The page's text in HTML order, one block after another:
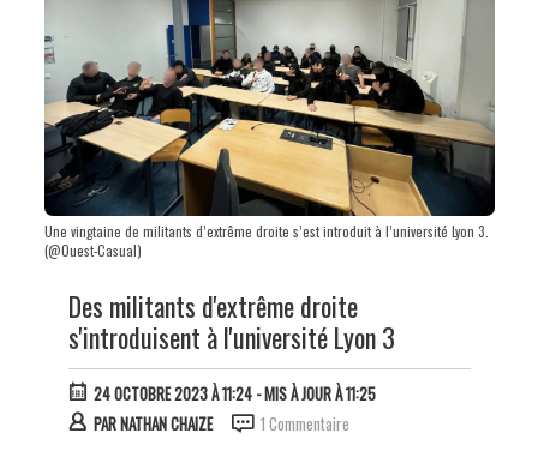
Une vingtaine de militants d’extrême droite s’est introduit à l’université Lyon 3.
(@Ouest-Casual)
Des militants d'extrême droite
s'introduisent à l'université Lyon 3
24 OCTOBRE 2023 À 11:24- MIS À JOUR À 11:25
PARNATHAN CHAIZE 1 Commentaire